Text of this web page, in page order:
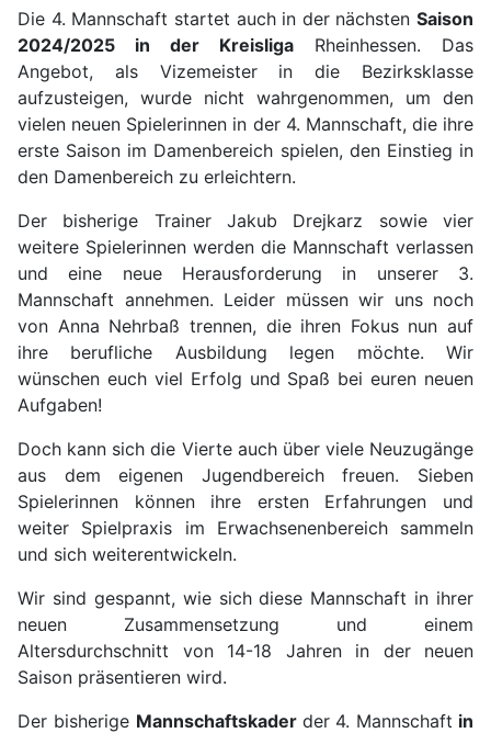
Die 4. Mannschaft startet auch in der nächsten Saison
2024/2025 in der Kreisliga Rheinhessen. Das
Angebot, als Vizemeister in die Bezirksklasse
aufzusteigen, wurde nicht wahrgenommen, um den
vielen neuen Spielerinnen in der 4. Mannschaft, die ihre
erste Saison im Damenbereich spielen, den Einstieg in
den Damenbereich zu erleichtern.
Der bisherige Trainer Jakub Drejkarz sowie vier
weitere Spielerinnen werden die Mannschaft verlassen
und eine neue Herausforderung in unserer 3.
Mannschaft annehmen. Leider müssen wir uns noch
von Anna Nehrbaß trennen, die ihren Fokus nun auf
ihre berufliche Ausbildung legen möchte. Wir
wünschen euch viel Erfolg und Spaß bei euren neuen
Aufgaben!
Doch kann sich die Vierte auch über viele Neuzugänge
aus dem eigenen Jugendbereich freuen. Sieben
Spielerinnen können ihre ersten Erfahrungen und
weiter Spielpraxis im Erwachsenenbereich sammeln
und sich weiterentwickeln.
Wir sind gespannt, wie sich diese Mannschaft in ihrer
neuen Zusammensetzung und einem
Altersdurchschnitt von 14-18 Jahren in der neuen
Saison präsentieren wird.
Der bisherige Mannschaftskader der 4. Mannschaft in